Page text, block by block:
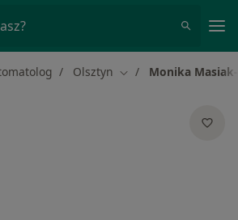
Olsztyn Zmień miasto
Monika